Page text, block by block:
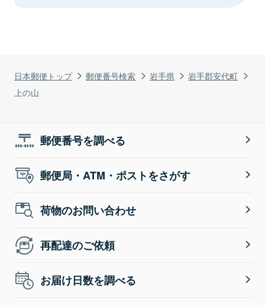
日本郵便トップ 郵便番号検索 岩手県
岩手郡安代町
上の山
郵便番号を調べる
郵便局・ATM・ポストをさがす
荷物のお問い合わせ
再配達のご依頼
お届け日数を調べる